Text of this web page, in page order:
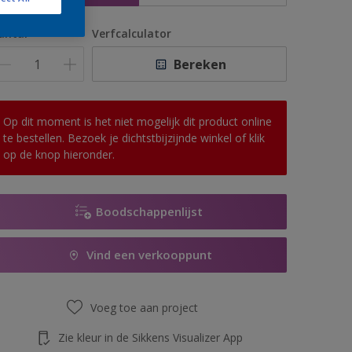
Verfcalculator
Bereken
Op dit moment is het niet mogelijk dit product online
te bestellen. Bezoek je dichtstbijzijnde winkel of klik
op de knop hieronder.
Boodschappenlijst
Vind een verkooppunt
Voeg toe aan project
Zie kleur in de Sikkens Visualizer App